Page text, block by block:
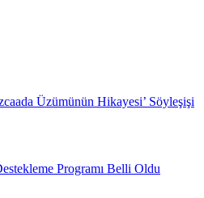
Üzümünün Hikayesi’ Söyleşişi
Programı Belli Oldu